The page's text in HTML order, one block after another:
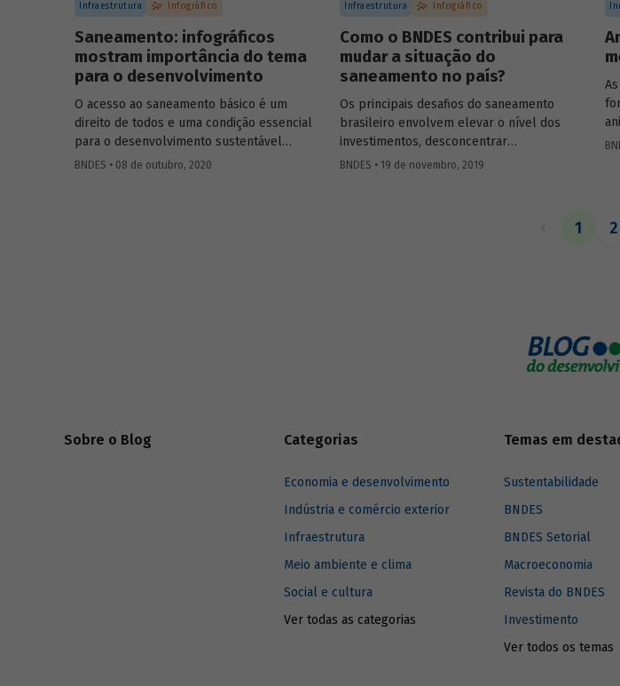
Infraestrutura Infográfico
Saneamento: infográficos
mostram importância do tema
para o desenvolvimento
O acesso ao saneamento básico é um
direito de todos e uma condição essencial
para o desenvolvimento sustentável
brasileiro. Para que você entenda a
BNDES • 08 de outubro, 2020
Infraestrutura Infográfico
Como o BNDES contribui para
mudar a situação do
saneamento no país?
Os principais desafios do saneamento
brasileiro envolvem elevar o nível dos
investimentos, desconcentrar
regionalmente a aplicação dos recursos e,
BNDES • 19 de novembro, 2019
1 2
Sobre o Blog Categorias
Economia e desenvolvimento
Indústria e comércio exterior
Infraestrutura
Meio ambiente e clima
Social e cultura
Ver todas as categorias
Temas em
Sustentabilidade
BNDES
BNDES Setorial
Macroeconomia
Revista do BNDES
Investimento
Ver todos os temas